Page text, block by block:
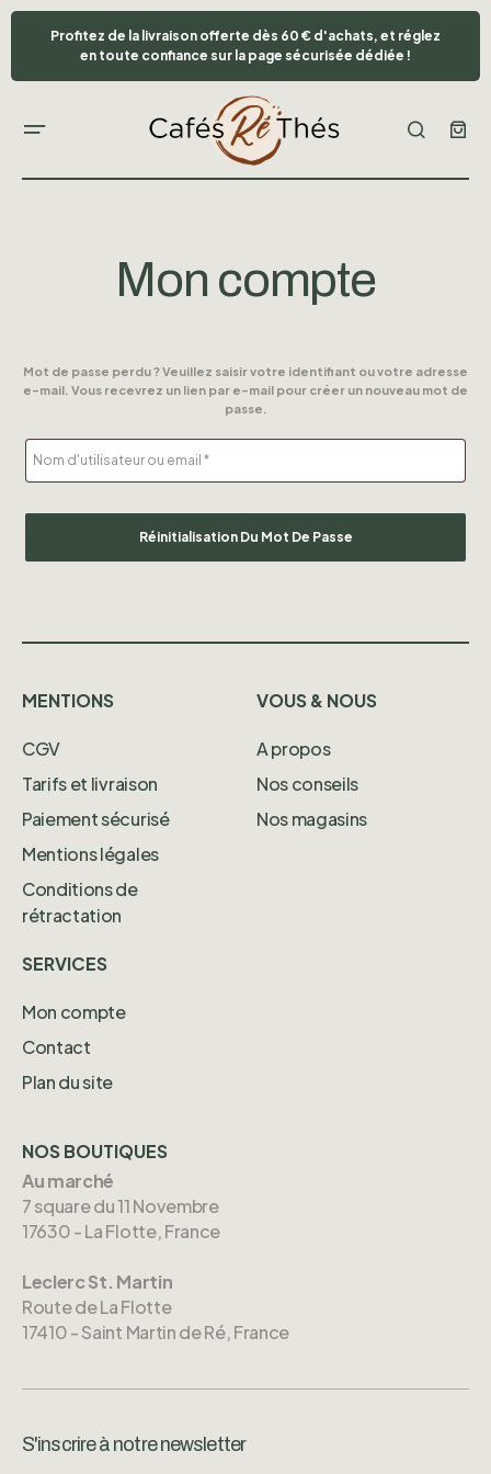
Profitez de la livraison offerte dès 60 € d'achats, et réglez
en toute confiance sur la page sécurisée dédiée !
Mon compte
Mot de passe perdu ? Veuillez saisir votre identifiant ou votre adresse
e-mail. Vous recevrez un lien par e-mail pour créer un nouveau mot de
passe.
Réinitialisation Du Mot De Passe
MENTIONS
CGV
Tarifs et livraison
Paiement sécurisé
Mentions légales
Conditions de
rétractation
VOUS & NOUS
A propos
Nos conseils
Nos magasins
SERVICES
Mon compte
Contact
Plan du site
NOS BOUTIQUES
Au marché
7 square du 11 Novembre
17630 - La Flotte, France
Leclerc St. Martin
Route de La Flotte
17410 - Saint Martin de Ré, France
S'inscrire à notre newsletter